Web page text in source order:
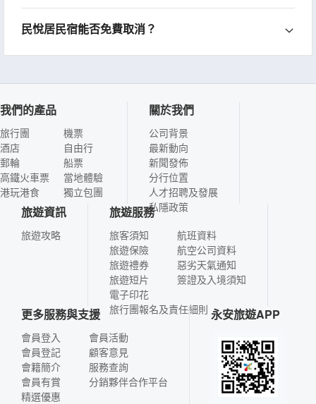
民悅居民宿能否免費取消？
我們的產品
旅行團
酒店
郵輪
高鐵火車票
港玩港食
機票
自由行
船票
當地體驗
獨立包團
關於我們
公司背景
最新動向
新聞發佈
分行位置
人才招聘及發展
私隱政策
旅遊資訊
旅遊攻略
旅遊服務
旅客須知
旅遊保險
旅遊禮券
旅遊短片
電子印花
航班資料
航空公司資料
惡劣天氣通知
簽證及入境須知
旅行團報名及責任細則
更多服務與支援
會員登入
會員登記
會籍簡介
會員有賞
精選優惠
會員活動
顧客意見
服務查詢
分銷夥伴合作平台
永安旅遊APP